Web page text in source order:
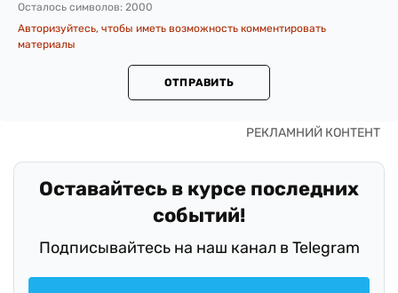
Осталось символов: 2000
Авторизуйтесь, чтобы иметь возможность комментировать
материалы
ОТПРАВИТЬ
Оставайтесь в курсе последних
событий!
Подписывайтесь на наш канал в Telegram